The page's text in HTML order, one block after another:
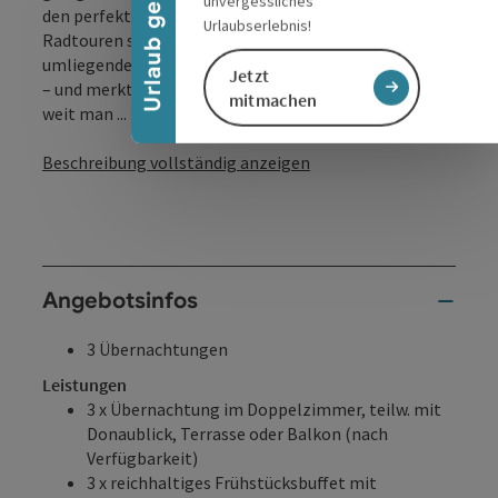
Urlaubserlebnis!
Jetzt
mitmachen
den perfekten Ausgangspunkt für entspannte
Radtouren sowie vielfältige Ausflüge in die
umliegende Natur. Man steigt ab, kommt an, fährt los
– und merkt schnell: Hier geht es nicht darum, wie
weit man ...
Beschreibung vollständig anzeigen
Angebotsinfos
3 Übernachtungen
Leistungen
3 x Übernachtung im Doppelzimmer, teilw. mit
Donaublick, Terrasse oder Balkon (nach
Verfügbarkeit)
3 x reichhaltiges Frühstücksbuffet mit